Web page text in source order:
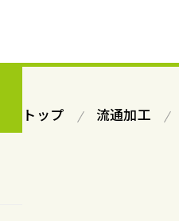
トップ 流通加工